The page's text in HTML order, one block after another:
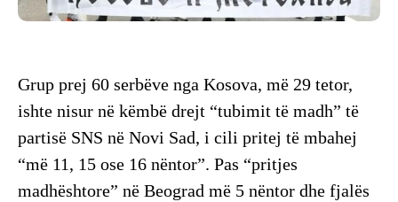
Grup prej 60 serbëve nga Kosova, më 29 tetor,
ishte nisur në këmbë drejt “tubimit të madh” të
partisë SNS në Novi Sad, i cili pritej të mbahej
“më 11, 15 ose 16 nëntor”. Pas “pritjes
madhështore” në Beograd më 5 nëntor dhe fjalës